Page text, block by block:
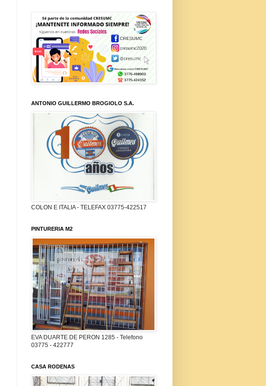
ANTONIO GUILLERMO BROGIOLO S.A.
COLON E ITALIA - TELEFAX 03775-422517
PINTURERIA M2
EVA DUARTE DE PERON 1285 - Telefono
03775 - 422777
CASA RODENAS